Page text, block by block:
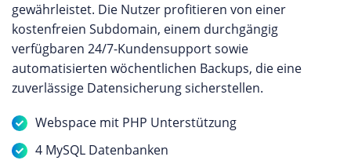
gewährleistet. Die Nutzer profitieren von einer
kostenfreien Subdomain, einem durchgängig
verfügbaren 24/7-Kundensupport sowie
automatisierten wöchentlichen Backups, die eine
zuverlässige Datensicherung sicherstellen.
Webspace mit PHP Unterstützung
4 MySQL Datenbanken